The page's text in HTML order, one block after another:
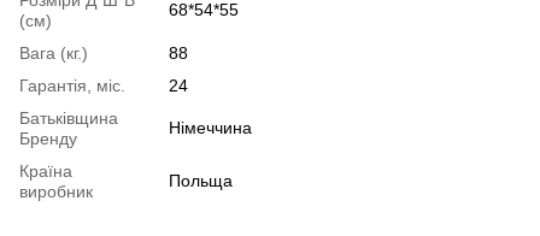
(см)
68*54*55
Вага (кг.)
88
Гарантія, міс.
24
Батьківщина
Бренду
Німеччина
Країна
виробник
Польща